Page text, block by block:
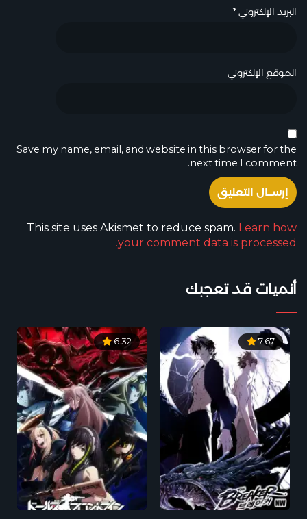
البريد الإلكتروني*
الموقع الإلكتروني
Save my name, email, and website in this browser for the
next time I comment.
This site uses Akismet to reduce spam. Learn how
your comment data is processed.
أنميات قد تعجبك
7.67
6.32